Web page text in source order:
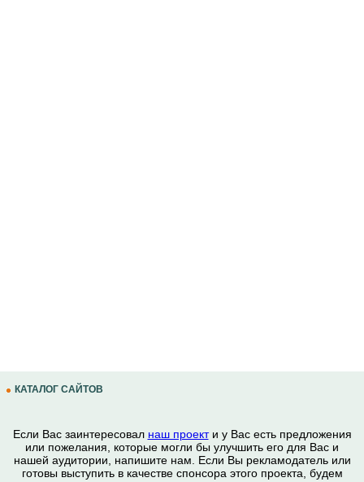
КАТАЛОГ САЙТОВ
Если Вас заинтересовал наш проекти у Вас есть предложения
или пожелания, которые могли бы улучшить его для Вас и
нашей аудитории, напишите нам. Если Вы рекламодатель или
готовы выступить в качестве спонсора этого проекта, будем